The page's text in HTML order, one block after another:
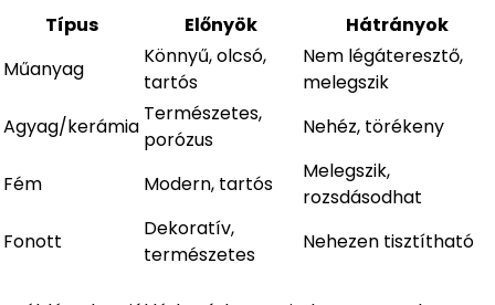
Típus Előnyök
Hátrányok
Műanyag
Könnyű, olcsó,
tartós
Nem légáteresztő,
melegszik
Agyag/kerámia
Természetes,
porózus
Nehéz, törékeny
Fém Modern, tartós
Melegszik,
rozsdásodhat
Fonott
Dekoratív,
természetes
Nehezen tisztítható